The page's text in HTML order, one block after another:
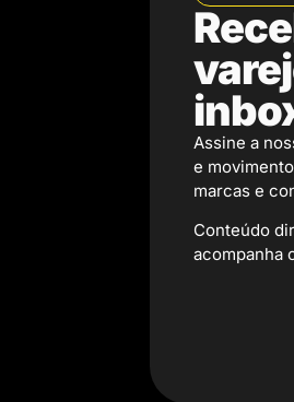
Assine a
e
marcas e
Conteúdo
acompanha